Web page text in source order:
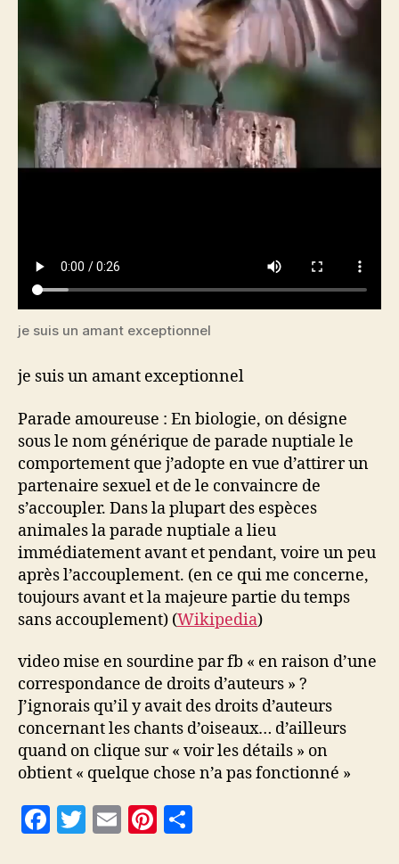
je suis un amant exceptionnel
je suis un amant exceptionnel
Parade amoureuse : En biologie, on désigne
sous le nom générique de parade nuptiale le
comportement que j’adopte en vue d’attirer un
partenaire sexuel et de le convaincre de
s’accoupler. Dans la plupart des espèces
animales la parade nuptiale a lieu
immédiatement avant et pendant, voire un peu
après l’accouplement. (en ce qui me concerne,
toujours avant et la majeure partie du temps
sans accouplement) (Wikipedia)
video mise en sourdine par fb « en raison d’une
correspondance de droits d’auteurs » ?
J’ignorais qu’il y avait des droits d’auteurs
concernant les chants d’oiseaux… d’ailleurs
quand on clique sur « voir les détails » on
obtient « quelque chose n’a pas fonctionné »
F
T
E
Pi